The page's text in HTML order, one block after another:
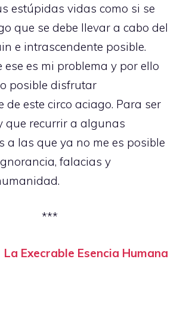
estúpidas vidas como si se
que se debe llevar a cabo del
e intrascendente posible.
ese es mi problema y por ello
posible disfrutar
de este circo aciago. Para ser
que recurrir a algunas
a las que ya no me es posible
falacias y
***
La Execrable Esencia Humana